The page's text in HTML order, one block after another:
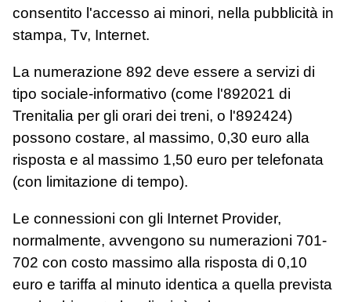
consentito l'accesso ai minori, nella pubblicità in
stampa, Tv, Internet.
La numerazione 892 deve essere a servizi di
tipo sociale-informativo (come l'892021 di
Trenitalia per gli orari dei treni, o l'892424)
possono costare, al massimo, 0,30 euro alla
risposta e al massimo 1,50 euro per telefonata
(con limitazione di tempo).
Le connessioni con gli Internet Provider,
normalmente, avvengono su numerazioni 701-
702 con costo massimo alla risposta di 0,10
euro e tariffa al minuto identica a quella prevista